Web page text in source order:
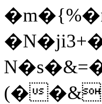
(�